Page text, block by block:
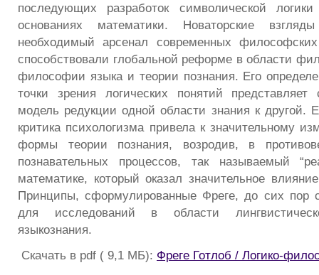
последующих разработок символической
основаниях математики. Новаторские
необходимый арсенал современных
способствовали глобальной реформе в области
философии языка и теории познания. Его
точки зрения логических понятий представляет
модель редукции одной области знания к другой.
критика психологизма привела к значительному
формы теории познания, возродив, в
познавательных процессов, так называемый
математике, который оказал значительное
Принципы, сформулированные Фреге, до сих пор
для исследований в области
языкознания.
Скачать в pdf ( 9,1 МБ): Фреге Готлоб / Логико-